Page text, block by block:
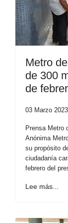
Metro
de 300
de
03 Marzo 2023
Prensa Metro
Anónima
su propósito
ciudadanía
febrero del
Lee más...